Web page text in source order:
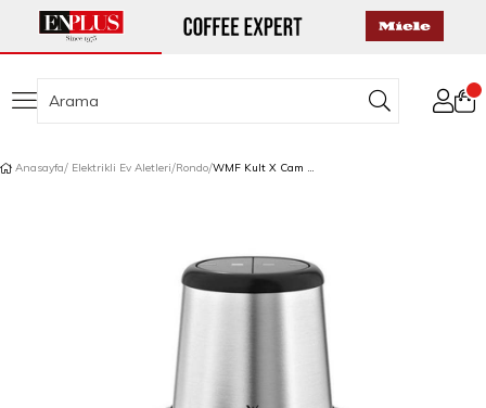
Anasayfa Elektrikli Ev Aletleri Rondo WMF Kult X Cam Doğrayıcı 1 L